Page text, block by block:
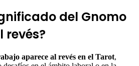
del Gnomo
revés?
aparece al revés en el Tarot,